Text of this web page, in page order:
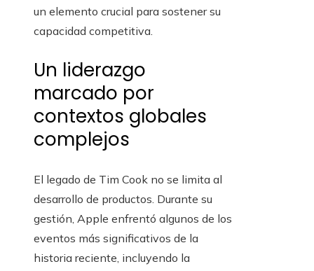
un elemento crucial para sostener su
capacidad competitiva.
Un liderazgo
marcado por
contextos globales
complejos
El legado de Tim Cook no se limita al
desarrollo de productos. Durante su
gestión, Apple enfrentó algunos de los
eventos más significativos de la
historia reciente, incluyendo la